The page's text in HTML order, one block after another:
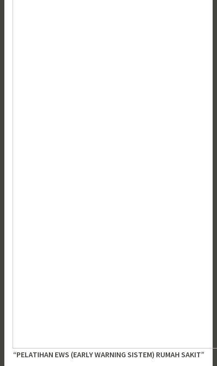
“PELATIHAN EWS (EARLY WARNING SISTEM) RUMAH SAKIT”